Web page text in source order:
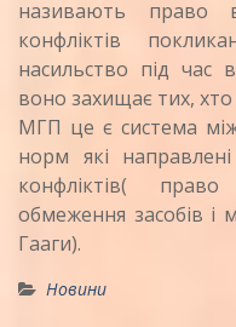
називають право
конфліктів
насильство під час
воно захищає тих, хто
МГП це є система
норм які
конфліктів(
обмеження засобів і
Гааги).
Новини